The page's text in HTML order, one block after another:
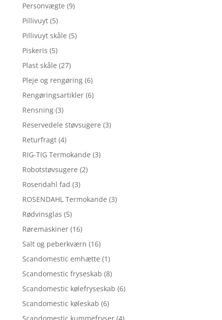
Personvægte (9)
Pillivuyt (5)
Pillivuyt skåle (5)
Piskeris (5)
Plast skåle (27)
Pleje og rengøring (6)
Rengøringsartikler (6)
Rensning (3)
Reservedele støvsugere (3)
Returfragt (4)
RIG-TIG Termokande (3)
Robotstøvsugere (2)
Rosendahl fad (3)
ROSENDAHL Termokande (3)
Rødvinsglas (5)
Røremaskiner (16)
Salt og peberkværn (16)
Scandomestic emhætte (1)
Scandomestic fryseskab (8)
Scandomestic kølefryseskab (6)
Scandomestic køleskab (6)
Scandomestic kummefryser (4)